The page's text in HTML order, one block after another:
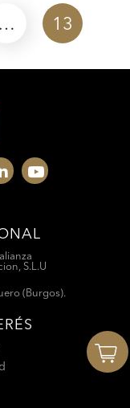
… 13
S.L.U
(Burgos).